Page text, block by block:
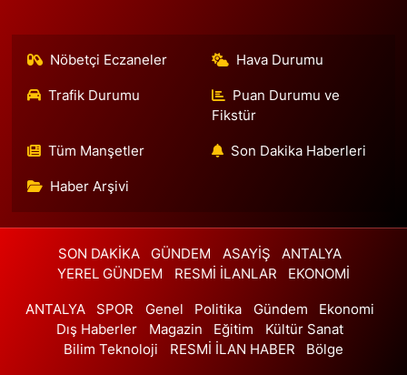
Banu Eczanesi
Osmaniye Mahallesi, Adalet Sokak, Sümer Apt. No:6 Bakırköy
0 (212) 543 28 87 Yol Tarifi Al
Akşemsettin Mahallesi, Eşref Bitlis Bulvarı No:40 A Sultanbeyli
0 (533) 260 54 90 Yol Tarifi Al
Serra Nur Eczanesi
İskenderpaşa Mahallesi, Aile Sokak No:41 A Fatih İstanbul
Nöbetçi Eczaneler Hava Durumu
Trafik Durumu
Puan Durumu ve
Fikstür
Tüm Manşetler Son Dakika Haberleri
Haber Arşivi
SON DAKİKA GÜNDEM ASAYİŞ
ANTALYA
YEREL GÜNDEM
RESMİ İLANLAR EKONOMİ
ANTALYA SPOR Genel Politika Gündem
Ekonomi
Dış Haberler
Magazin Eğitim
Kültür Sanat
Bilim Teknoloji
RESMİ İLAN HABER Bölge